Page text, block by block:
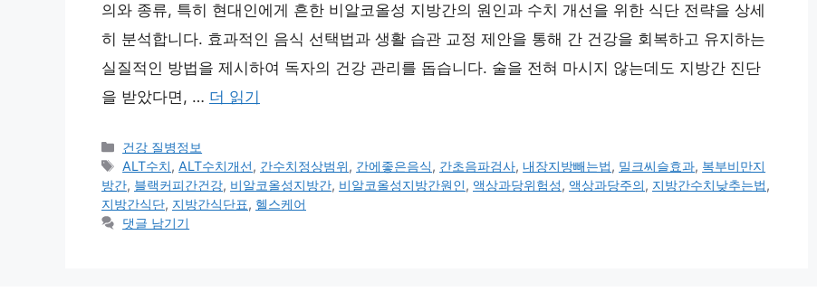
의와 종류, 특히 현대인에게 흔한 비알코올성 지방간의 원인과 수치 개선을 위한 식단 전략을 상세
히 분석합니다. 효과적인 음식 선택법과 생활 습관 교정 제안을 통해 간 건강을 회복하고 유지하는
실질적인 방법을 제시하여 독자의 건강 관리를 돕습니다. 술을 전혀 마시지 않는데도 지방간 진단
을 받았다면, … 더 읽기
카
테
고
리
건강 질병정보
태
그
ALT수치, ALT수치개선, 간수치정상범위, 간에좋은음식, 간초음파검사, 내장지방빼는법, 밀크씨슬효과, 복부비만지
방간, 블랙커피간건강, 비알코올성지방간, 비알코올성지방간원인, 액상과당위험성, 액상과당주의, 지방간수치낮추는법,
지방간식단, 지방간식단표, 헬스케어
댓글 남기기